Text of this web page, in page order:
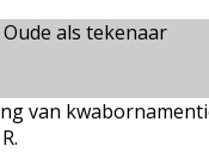
als tekenaar
van